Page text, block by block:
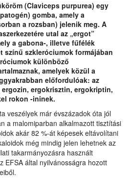
(Claviceps purpurea) egy
gomba, amely a
a rozsban) jelenik meg. A
utal az „ergot”
a gabona-, illetve fűfélék
színű szkleróciumok formájában
különböző
amelyek közül a
előfordulóak: az
ergokrisztin, ergokriptin,
rokon -ininek.
veszélyek már évszázadok óta jól
a malomiparban alkalmazott tisztítási
akár 82 %-át képesek eltávolítani
még mindig jelen lehetnek az
takarmányozásra használt
EFSA által nyilvánosságra hozott